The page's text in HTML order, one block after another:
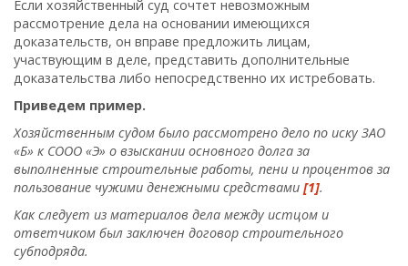
Если хозяйственный суд сочтет невозможным
рассмотрение дела на основании имеющихся
доказательств, он вправе предложить лицам,
участвующим в деле, представить дополнительные
доказательства либо непосредственно их истребовать.
Приведем пример.
Хозяйственным судом было рассмотрено дело по иску ЗАО
«Б» к СООО «Э» о взыскании основного долга за
выполненные строительные работы, пени и процентов за
пользование чужими денежными средствами [1].
Как следует из материалов дела между истцом и
ответчиком был заключен договор строительного
субподряда.